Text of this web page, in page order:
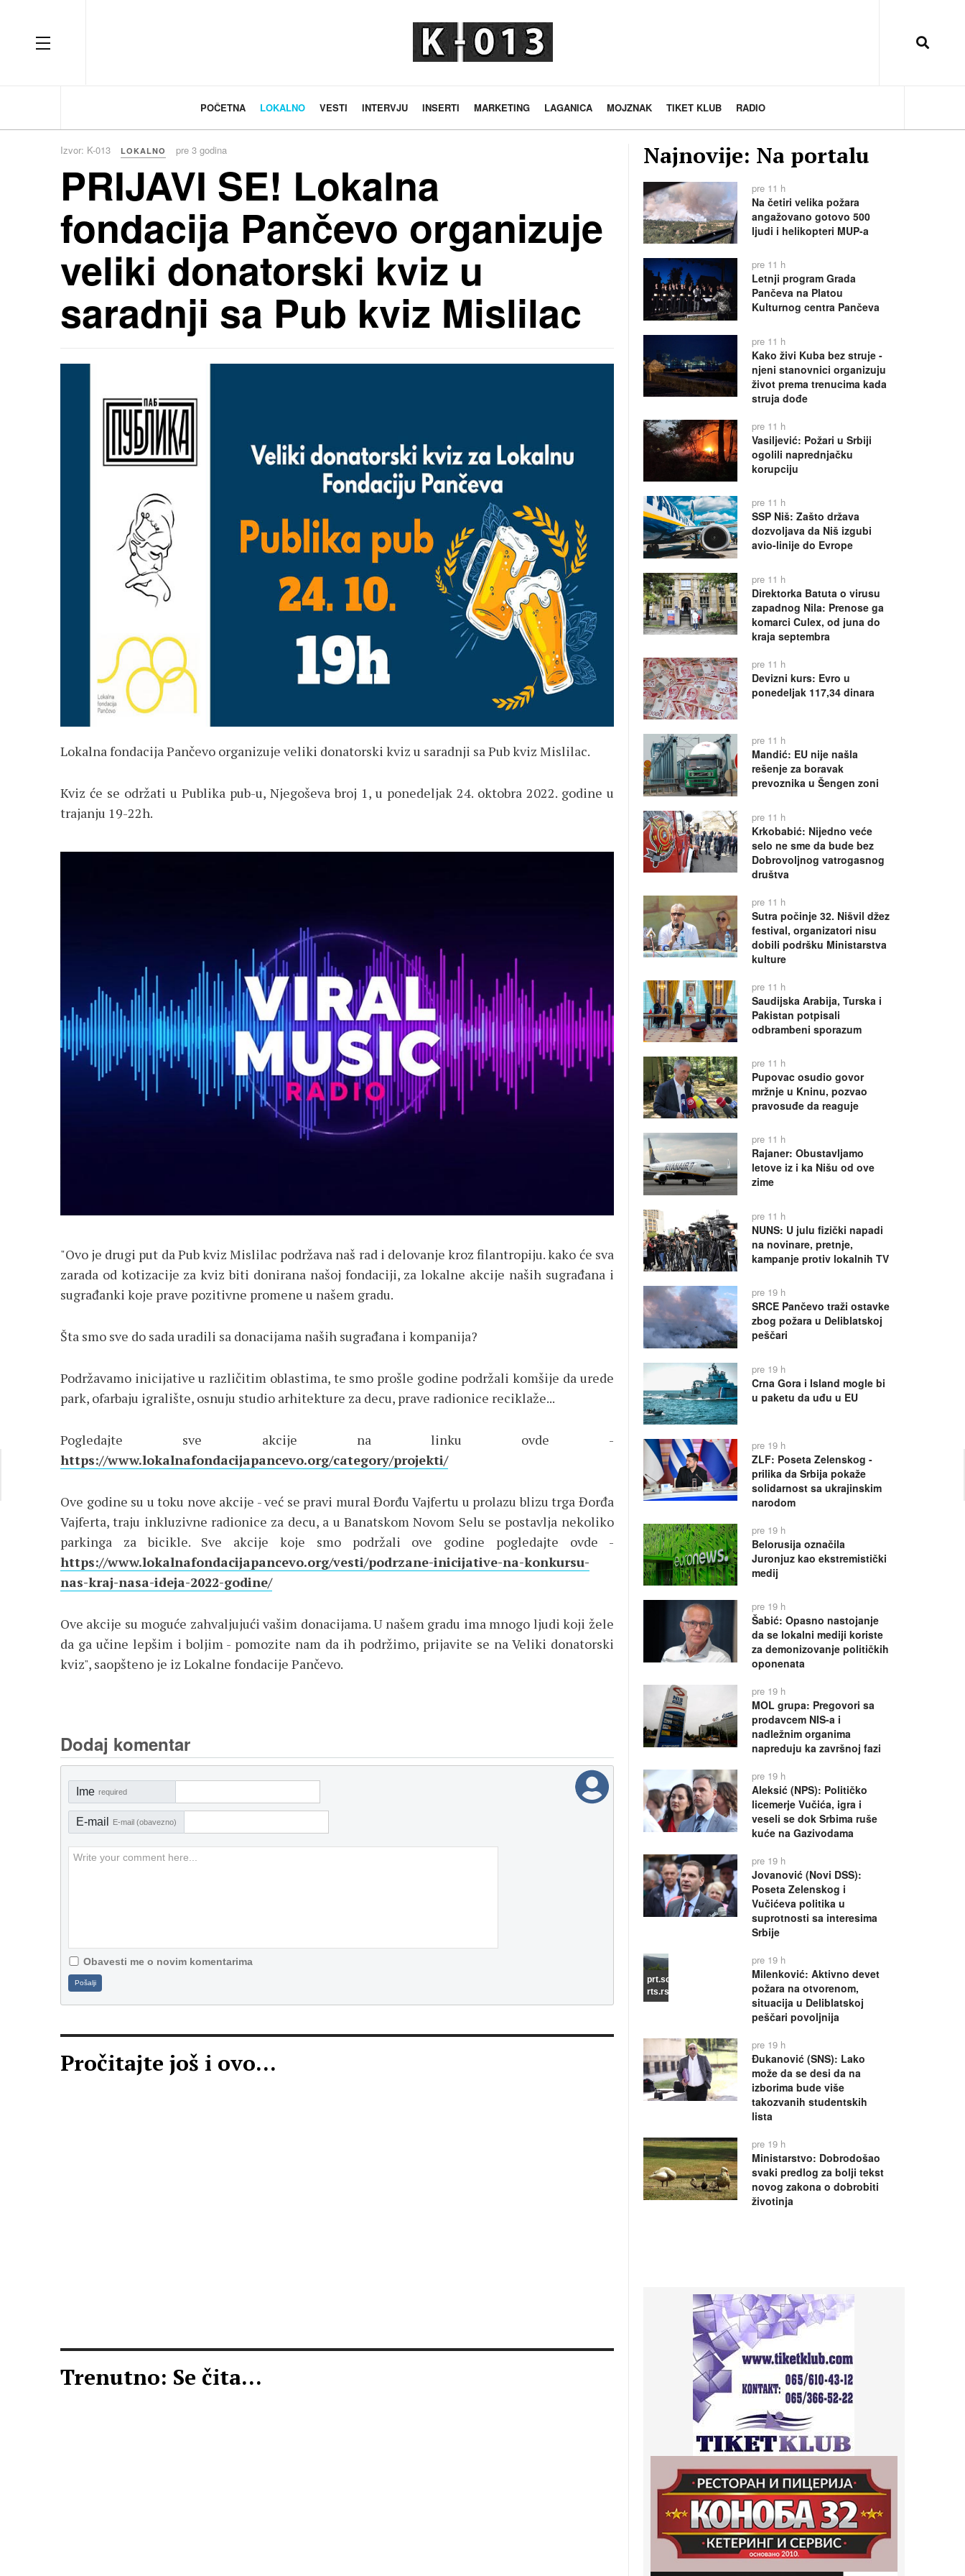
OFF CANVAS
POČETNA LOKALNO VESTI INTERVJU INSERTI MARKETING LAGANICA MOJZNAK TIKET KLUB RADIO
Izvor: K-013 LOKALNO pre 3 godina
PRIJAVI SE! Lokalna
fondacija Pančevo organizuje
veliki donatorski kviz u
saradnji sa Pub kviz Mislilac
Lokalna fondacija Pančevo organizuje veliki donatorski kviz u saradnji sa Pub kviz Mislilac.
Kviz će se održati u Publika pub-u, Njegoševa broj 1, u ponedeljak 24. oktobra 2022. godine u
trajanju 19-22h.
"Ovo je drugi put da Pub kviz Mislilac podržava naš rad i delovanje kroz filantropiju. kako će sva
zarada od kotizacije za kviz biti donirana našoj fondaciji, za lokalne akcije naših sugrađana i
sugrađanki koje prave pozitivne promene u našem gradu.
Šta smo sve do sada uradili sa donacijama naših sugrađana i kompanija?
Podržavamo inicijative u različitim oblastima, te smo prošle godine podržali komšije da urede
park, ofarbaju igralište, osnuju studio arhitekture za decu, prave radionice reciklaže...
Pogledajte sve akcije na linku ovde -
https://www.lokalnafondacijapancevo.org/category/projekti/
Ove godine su u toku nove akcije - već se pravi mural Đorđu Vajfertu u prolazu blizu trga Đorđa
Vajferta, traju inkluzivne radionice za decu, a u Banatskom Novom Selu se postavlja nekoliko
parkinga za bicikle. Sve akcije koje smo podržali ove godine pogledajte ovde -
https://www.lokalnafondacijapancevo.org/vesti/podrzane-inicijative-na-konkursu-
nas-kraj-nasa-ideja-2022-godine/
Ove akcije su moguće zahvaljujući vašim donacijama. U našem gradu ima mnogo ljudi koji žele
da ga učine lepšim i boljim - pomozite nam da ih podržimo, prijavite se na Veliki donatorski
kviz", saopšteno je iz Lokalne fondacije Pančevo.
Dodaj komentar
Ime required
E-mail E-mail (obavezno)
Obavesti me o novim komentarima
Pošalji
Pročitajte još i ovo...
Trenutno: Se čita...
Najnovije: Na portalu
pre 11 h
Na četiri velika požara
angažovano gotovo 500
ljudi i helikopteri MUP-a
pre 11 h
Letnji program Grada
Pančeva na Platou
Kulturnog centra Pančeva
pre 11 h
Kako živi Kuba bez struje -
njeni stanovnici organizuju
život prema trenucima kada
struja dođe
pre 11 h
Vasiljević: Požari u Srbiji
ogolili naprednjačku
korupciju
pre 11 h
SSP Niš: Zašto država
dozvoljava da Niš izgubi
avio-linije do Evrope
pre 11 h
Direktorka Batuta o virusu
zapadnog Nila: Prenose ga
komarci Culex, od juna do
kraja septembra
pre 11 h
Devizni kurs: Evro u
ponedeljak 117,34 dinara
pre 11 h
Mandić: EU nije našla
rešenje za boravak
prevoznika u Šengen zoni
pre 11 h
Krkobabić: Nijedno veće
selo ne sme da bude bez
Dobrovoljnog vatrogasnog
društva
pre 11 h
Sutra počinje 32. Nišvil džez
festival, organizatori nisu
dobili podršku Ministarstva
kulture
pre 11 h
Saudijska Arabija, Turska i
Pakistan potpisali
odbrambeni sporazum
pre 11 h
Pupovac osudio govor
mržnje u Kninu, pozvao
pravosuđe da reaguje
pre 11 h
Rajaner: Obustavljamo
letove iz i ka Nišu od ove
zime
pre 11 h
NUNS: U julu fizički napadi
na novinare, pretnje,
kampanje protiv lokalnih TV
pre 19 h
SRCE Pančevo traži ostavke
zbog požara u Deliblatskoj
peščari
pre 19 h
Crna Gora i Island mogle bi
u paketu da uđu u EU
pre 19 h
ZLF: Poseta Zelenskog -
prilika da Srbija pokaže
solidarnost sa ukrajinskim
narodom
pre 19 h
Belorusija označila
Juronjuz kao ekstremistički
medij
pre 19 h
Šabić: Opasno nastojanje
da se lokalni mediji koriste
za demonizovanje političkih
oponenata
pre 19 h
MOL grupa: Pregovori sa
prodavcem NIS-a i
nadležnim organima
napreduju ka završnoj fazi
pre 19 h
Aleksić (NPS): Političko
licemerje Vučića, igra i
veseli se dok Srbima ruše
kuće na Gazivodama
pre 19 h
Jovanović (Novi DSS):
Poseta Zelenskog i
Vučićeva politika u
suprotnosti sa interesima
Srbije
prt.scr
rts.rs
pre 19 h
Milenković: Aktivno devet
požara na otvorenom,
situacija u Deliblatskoj
peščari povoljnija
pre 19 h
Đukanović (SNS): Lako
može da se desi da na
izborima bude više
takozvanih studentskih
lista
pre 19 h
Ministarstvo: Dobrodošao
svaki predlog za bolji tekst
novog zakona o dobrobiti
životinja